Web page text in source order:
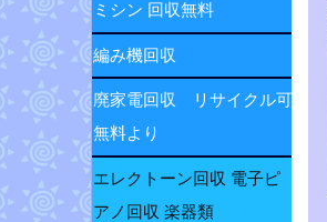
ミシン 回収無料
編み機回収
廃家電回収 リサイクル可
無料より
エレクトーン回収 電子ピ
アノ回収 楽器類